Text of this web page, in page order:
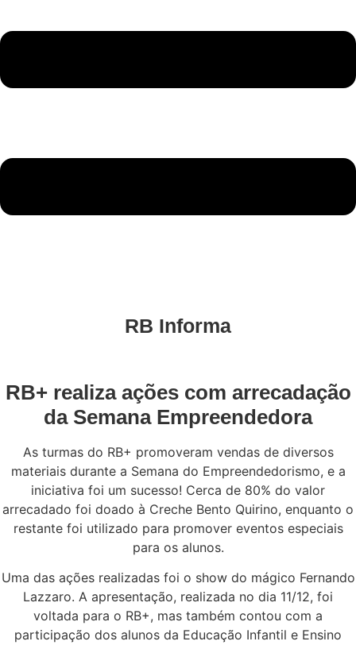
RB Informa
RB+ realiza ações com arrecadação
da Semana Empreendedora
As turmas do RB+ promoveram vendas de diversos
materiais durante a Semana do Empreendedorismo, e a
iniciativa foi um sucesso! Cerca de 80% do valor
arrecadado foi doado à Creche Bento Quirino, enquanto o
restante foi utilizado para promover eventos especiais
para os alunos.
Uma das ações realizadas foi o show do mágico Fernando
Lazzaro. A apresentação, realizada no dia 11/12, foi
voltada para o RB+, mas também contou com a
participação dos alunos da Educação Infantil e Ensino